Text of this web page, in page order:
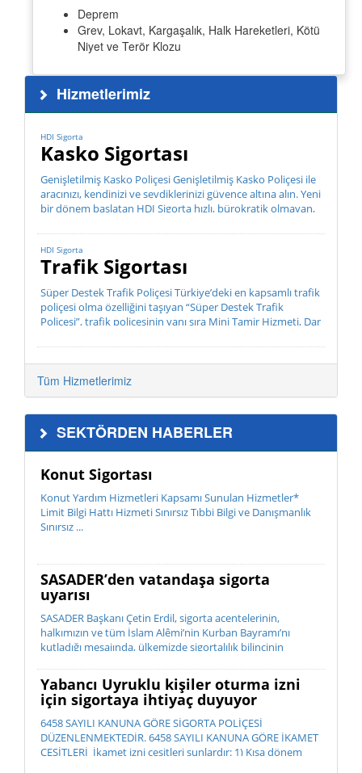
Deprem
Grev, Lokavt, Kargaşalık, Halk Hareketleri, Kötü
Niyet ve Terör Klozu
Hizmetlerimiz
HDI Sigorta
Kasko Sigortası
Genişletilmiş Kasko Poliçesi Genişletilmiş Kasko Poliçesi ile
aracınızı, kendinizi ve sevdiklerinizi güvence altına alın. Yeni
bir dönem başlatan HDI Sigorta hızlı, bürokratik olmayan,
HDI Sigorta
Trafik Sigortası
Süper Destek Trafik Poliçesi Türkiye’deki en kapsamlı trafik
poliçesi olma özelliğini taşıyan “Süper Destek Trafik
Poliçesi”, trafik poliçesinin yanı sıra Mini Tamir Hizmeti, Dar
Tüm Hizmetlerimiz
SEKTÖRDEN HABERLER
Konut Sigortası
Konut Yardım Hizmetleri Kapsamı Sunulan Hizmetler*
Limit Bilgi Hattı Hizmeti Sınırsız Tıbbi Bilgi ve Danışmanlık
Sınırsız ...
SASADER’den vatandaşa sigorta
uyarısı
SASADER Başkanı Çetin Erdil, sigorta acentelerinin,
halkımızın ve tüm İslam Alêmi’nin Kurban Bayramı’nı
kutladığı mesajında, ülkemizde sigortalılık bilincinin
de...
Yabancı Uyruklu kişiler oturma izni
için sigortaya ihtiyaç duyuyor
6458 SAYILI KANUNA GÖRE SİGORTA POLİÇESİ
DÜZENLENMEKTEDİR. 6458 SAYILI KANUNA GÖRE İKAMET
ÇEŞİTLERİ İkamet izni çeşitleri şunlardır: 1) Kısa dönem